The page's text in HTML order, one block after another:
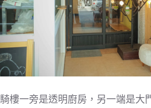
騎樓一旁是透明廚房，另一端是大